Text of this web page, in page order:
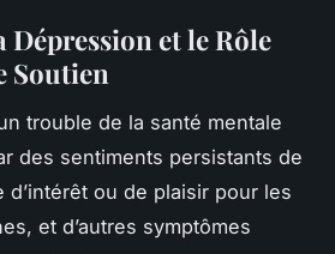
et le Rôle
Soutien
trouble de la santé mentale
des sentiments persistants de
ou de plaisir pour les
et d’autres symptômes